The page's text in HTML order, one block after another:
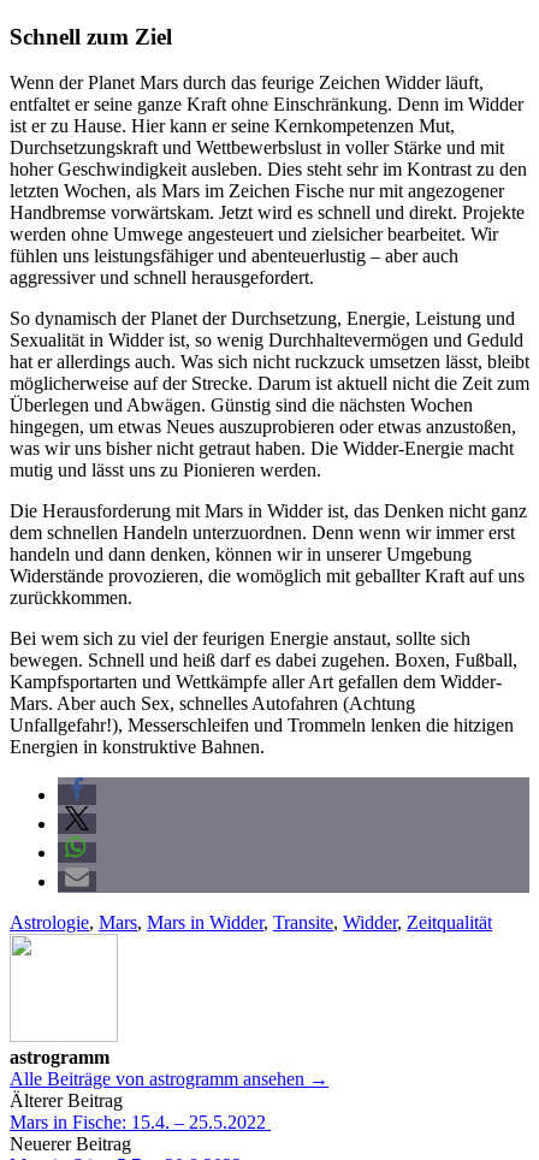
Schnell zum Ziel
Wenn der Planet Mars durch das feurige Zeichen Widder läuft,
entfaltet er seine ganze Kraft ohne Einschränkung. Denn im Widder
ist er zu Hause. Hier kann er seine Kernkompetenzen Mut,
Durchsetzungskraft und Wettbewerbslust in voller Stärke und mit
hoher Geschwindigkeit ausleben. Dies steht sehr im Kontrast zu den
letzten Wochen, als Mars im Zeichen Fische nur mit angezogener
Handbremse vorwärtskam. Jetzt wird es schnell und direkt. Projekte
werden ohne Umwege angesteuert und zielsicher bearbeitet. Wir
fühlen uns leistungsfähiger und abenteuerlustig – aber auch
aggressiver und schnell herausgefordert.
So dynamisch der Planet der Durchsetzung, Energie, Leistung und
Sexualität in Widder ist, so wenig Durchhaltevermögen und Geduld
hat er allerdings auch. Was sich nicht ruckzuck umsetzen lässt, bleibt
möglicherweise auf der Strecke. Darum ist aktuell nicht die Zeit zum
Überlegen und Abwägen. Günstig sind die nächsten Wochen
hingegen, um etwas Neues auszuprobieren oder etwas anzustoßen,
was wir uns bisher nicht getraut haben. Die Widder-Energie macht
mutig und lässt uns zu Pionieren werden.
Die Herausforderung mit Mars in Widder ist, das Denken nicht ganz
dem schnellen Handeln unterzuordnen. Denn wenn wir immer erst
handeln und dann denken, können wir in unserer Umgebung
Widerstände provozieren, die womöglich mit geballter Kraft auf uns
zurückkommen.
Bei wem sich zu viel der feurigen Energie anstaut, sollte sich
bewegen. Schnell und heiß darf es dabei zugehen. Boxen, Fußball,
Kampfsportarten und Wettkämpfe aller Art gefallen dem Widder-
Mars. Aber auch Sex, schnelles Autofahren (Achtung
Unfallgefahr!), Messerschleifen und Trommeln lenken die hitzigen
Energien in konstruktive Bahnen.
Astrologie, Mars, Mars in Widder, Transite, Widder, Zeitqualität
astrogramm
Alle Beiträge von astrogramm ansehen →
Beitrags-
Navigation
Älterer Beitrag
Mars in Fische: 15.4. – 25.5.2022
Neuerer Beitrag